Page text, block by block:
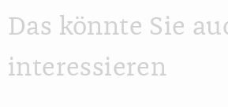
Das könnte Sie
interessieren